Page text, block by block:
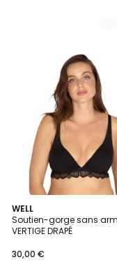
WELL
Soutien-gorge sans
VERTIGE DRAPÉ
30,00 €